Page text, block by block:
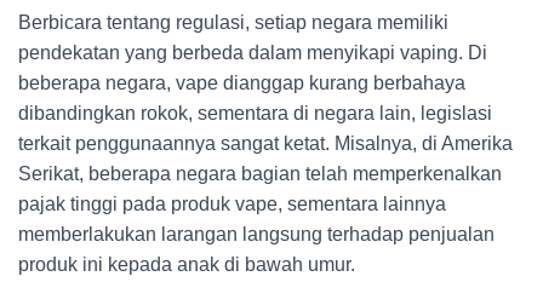
Berbicara tentang regulasi, setiap negara memiliki
pendekatan yang berbeda dalam menyikapi vaping. Di
beberapa negara, vape dianggap kurang berbahaya
dibandingkan rokok, sementara di negara lain, legislasi
terkait penggunaannya sangat ketat. Misalnya, di Amerika
Serikat, beberapa negara bagian telah memperkenalkan
pajak tinggi pada produk vape, sementara lainnya
memberlakukan larangan langsung terhadap penjualan
produk ini kepada anak di bawah umur.